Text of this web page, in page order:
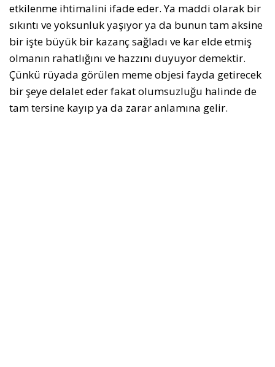
etkilenme ihtimalini ifade eder. Ya maddi olarak bir
sıkıntı ve yoksunluk yaşıyor ya da bunun tam aksine
bir işte büyük bir kazanç sağladı ve kar elde etmiş
olmanın rahatlığını ve hazzını duyuyor demektir.
Çünkü rüyada görülen meme objesi fayda getirecek
bir şeye delalet eder fakat olumsuzluğu halinde de
tam tersine kayıp ya da zarar anlamına gelir.